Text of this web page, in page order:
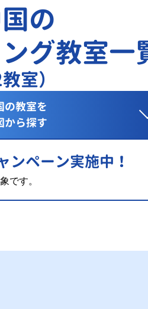
の
グ教室一
教室）
の教室を
から探す
ンペーン実施中！
です。